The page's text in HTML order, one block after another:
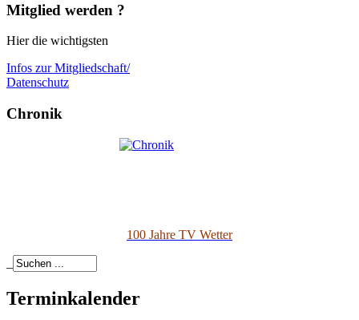
Mitglied werden ?
Hier die wichtigsten
Infos zur Mitgliedschaft/
Datenschutz
Chronik
100 Jahre TV Wetter
Terminkalender